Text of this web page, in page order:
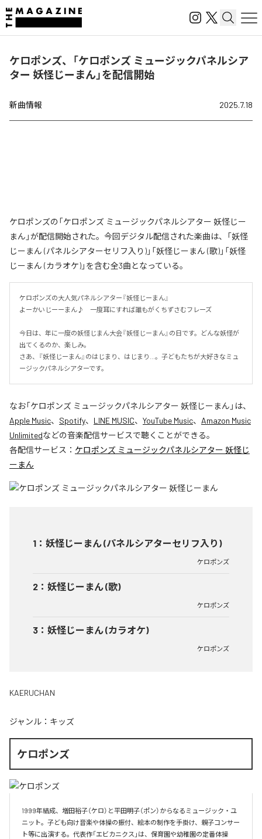
ケロポンズ、「ケロポンズ ミュージックパネルシア
ター 妖怪じーまん」を配信開始
新曲情報 2025.7.18
ケロポンズの「ケロポンズ ミュージックパネルシアター 妖怪じー
まん」が配信開始された。今回デジタル配信された楽曲は、「妖怪
じーまん (パネルシアターセリフ入り)」「妖怪じーまん (歌)」「妖怪
じーまん (カラオケ)」を含む全3曲となっている。
ケロポンズの大人気パネルシアター『妖怪じーまん』
よーかいじーーまん♪　一度耳にすれば誰もがくちずさむフレーズ
今日は、年に一度の妖怪じまん大会『妖怪じーまん』の日です。どんな妖怪が
出てくるのか、楽しみ。
さあ、『妖怪じーまん』のはじまり、はじまり…。子どもたちが大好きなミュ
ージックパネルシアターです。
なお「ケロポンズ ミュージックパネルシアター 妖怪じーまん 」は、
Apple Music、 Spotify、 LINE MUSIC、 YouTube Music、 Amazon Music
Unlimitedなどの音楽配信サービスで聴くことができる。
各配信サービス： ケロポンズ ミュージックパネルシアター 妖怪じ
ーまん
1 ： 妖怪じーまん (パネルシアターセリフ入り)
ケロポンズ
2 ： 妖怪じーまん (歌)
ケロポンズ
3 ： 妖怪じーまん (カラオケ)
ケロポンズ
KAERUCHAN
ジャンル： キッズ
ケロポンズ
1999年結成、増田裕子（ケロ）と平田明子（ポン）からなるミュージック・ユ
ニット。子ども向け音楽や体操の振付、絵本の制作を手掛け、親子コンサー
ト等に出演する。代表作「エビカニクス」は、保育園や幼稚園の定番体操